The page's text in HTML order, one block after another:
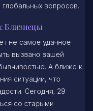
вопросов.
Близнецы
не самое удачное
вызвано вашей
А ближе к
ситуации, что
Сегодня, 29
со старыми